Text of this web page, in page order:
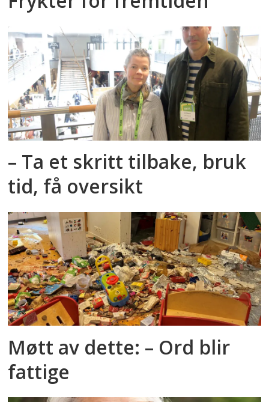
– Ta et skritt tilbake, bruk
tid, få oversikt
Møtt av dette: – Ord blir
fattige